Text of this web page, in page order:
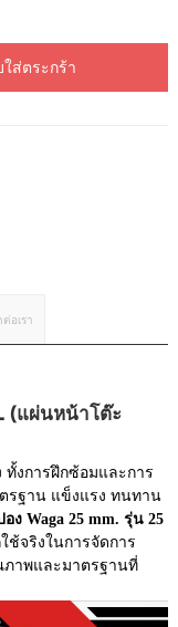
ส่ตระกร้า
อเรา
(แผ่นหน้าโต๊ะ
ทั้งการฝึกซ้อมและการ
รฐาน แข็งแรง ทนทาน
อง Waga 25 mm. รุ่น 25
ช้จริงในการจัดการ
ภาพและมาตรฐานที่